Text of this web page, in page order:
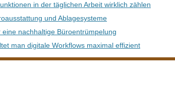
in der täglichen Arbeit wirklich zählen
und Ablagesysteme
nachhaltige Büroentrümpelung
man digitale Workflows maximal effizient